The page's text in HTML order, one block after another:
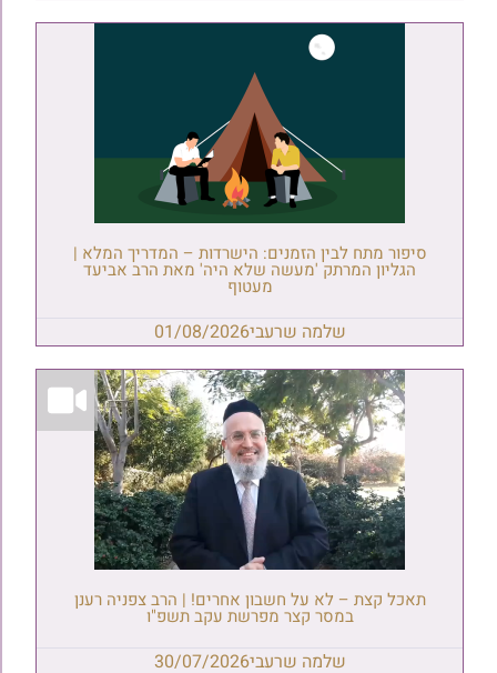
סיפור מתח לבין הזמנים: הישרדות – המדריך המלא |
הגליון המרתק 'מעשה שלא היה' מאת הרב אביעד
מעטוף
שלמה שרעבי01/08/2026
תאכל קצת – לא על חשבון אחרים! | הרב צפניה רענן
במסר קצר מפרשת עקב תשפ"ו
שלמה שרעבי30/07/2026